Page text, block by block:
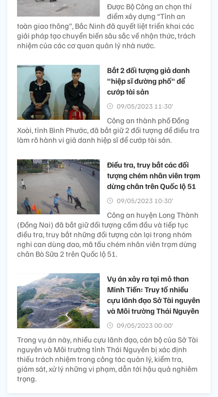
Được Bộ Công an chọn thí
điểm xây dựng “Tỉnh an
toàn giao thông”, Bắc Ninh đã quyết liệt triển khai các
giải pháp tạo chuyển biến sâu sắc về nhận thức, trách
nhiệm của các cơ quan quản lý nhà nước.
Bắt 2 đối tượng giả danh
"hiệp sĩ đường phố" để
cướp tài sản
09/05/2023 11:30’
Công an thành phố Đồng
Xoài, tỉnh Bình Phước, đã bắt giữ 2 đối tượng để điều tra
làm rõ hành vi giả danh hiệp sĩ để cướp tài sản.
Điều tra, truy bắt các đối
tượng chém nhân viên trạm
dừng chân trên Quốc lộ 51
09/05/2023 10:30’
Công an huyện Long Thành
(Đồng Nai) đã bắt giữ đối tượng cầm đầu và tiếp tục
điều tra, truy bắt những đối tượng còn lại trong nhóm
nghi can dùng dao, mã tấu chém nhân viên trạm dừng
chân Bò Sữa 2 trên Quốc lộ 51.
Vụ án xảy ra tại mỏ than
Minh Tiến: Truy tố nhiều
cựu lãnh đạo Sở Tài nguyên
và Môi trường Thái Nguyên
09/05/2023 00:00’
Trong vụ án này, nhiều cựu lãnh đạo, cán bộ của Sở Tài
nguyên và Môi trường tỉnh Thái Nguyên bị xác định
thiếu trách nhiệm trong công tác quản lý, kiểm tra,
giám sát, xử lý những vi phạm, dẫn tới hậu quả nghiêm
trọng.